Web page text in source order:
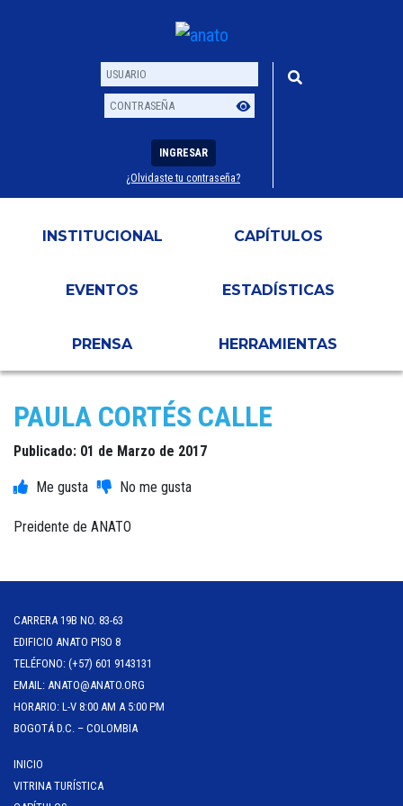
Usuario
Contraseña
INGRESAR
¿Olvidaste tu contraseña?
INSTITUCIONAL CAPÍTULOS
EVENTOS ESTADÍSTICAS
PRENSA HERRAMIENTAS
PAULA CORTÉS CALLE
Publicado: 01 de Marzo de 2017
Preidente de ANATO
CARRERA 19B NO. 83-63
EDIFICIO ANATO PISO 8
TELÉFONO: (+57) 601 9143131
EMAIL: ANATO@ANATO.ORG
HORARIO: L-V 8:00 AM A 5:00 PM
BOGOTÁ D.C. – COLOMBIA
INICIO
VITRINA TURÍSTICA